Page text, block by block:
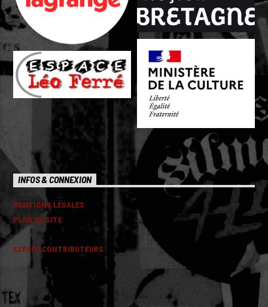
INFOS & CONNEXION
MENTIONS LEGALES
PLAN DU SITE
ESPACE CONTRIBUTEURS